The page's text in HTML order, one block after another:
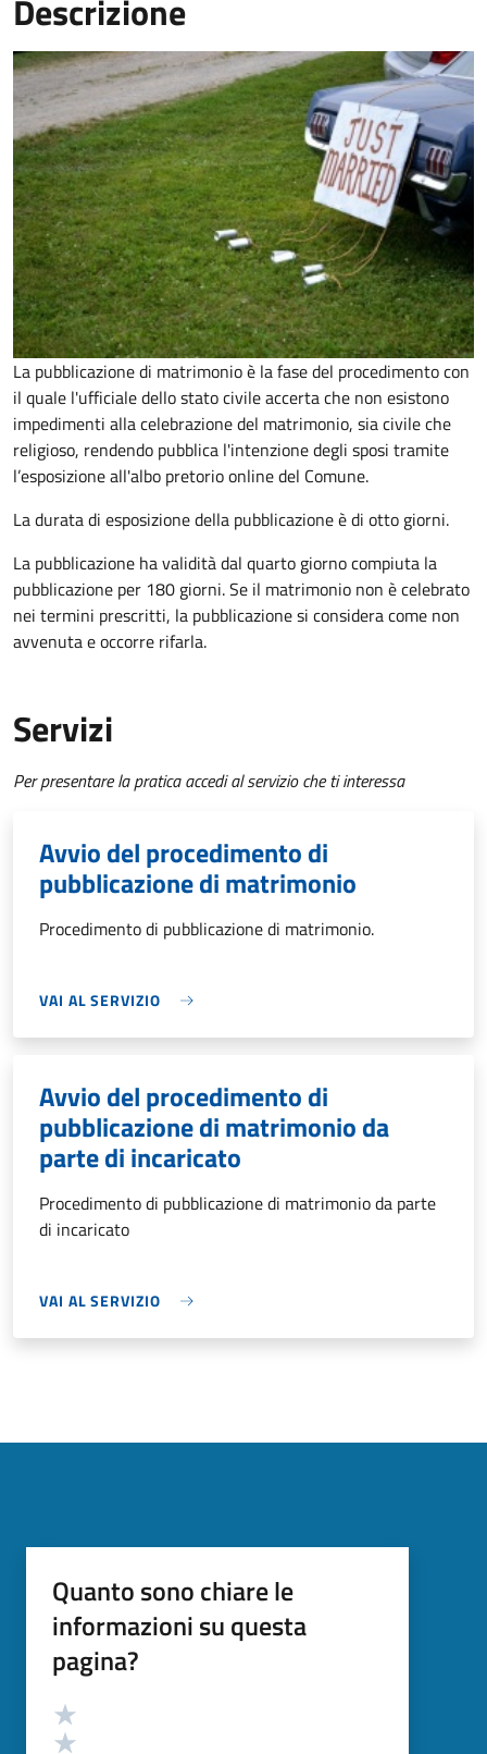
Descrizione
La pubblicazione di matrimonio è la fase del procedimento con
il quale l'ufficiale dello stato civile accerta che non esistono
impedimenti alla celebrazione del matrimonio, sia civile che
religioso, rendendo pubblica l'intenzione degli sposi tramite
l’esposizione all'albo pretorio online del Comune.
La durata di esposizione della pubblicazione è di otto giorni.
La pubblicazione ha validità dal quarto giorno compiuta la
pubblicazione per 180 giorni. Se il matrimonio non è celebrato
nei termini prescritti, la pubblicazione si considera come non
avvenuta e occorre rifarla.
Servizi
Per presentare la pratica accedi al servizio che ti interessa
Avvio del procedimento di
pubblicazione di matrimonio
Procedimento di pubblicazione di matrimonio.
VAI AL SERVIZIO
Avvio del procedimento di
pubblicazione di matrimonio da
parte di incaricato
Procedimento di pubblicazione di matrimonio da parte
di incaricato
VAI AL SERVIZIO
Quanto sono chiare le
informazioni su questa
pagina?
Valutazione